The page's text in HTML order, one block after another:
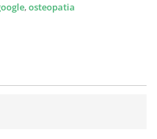
,osteopatia